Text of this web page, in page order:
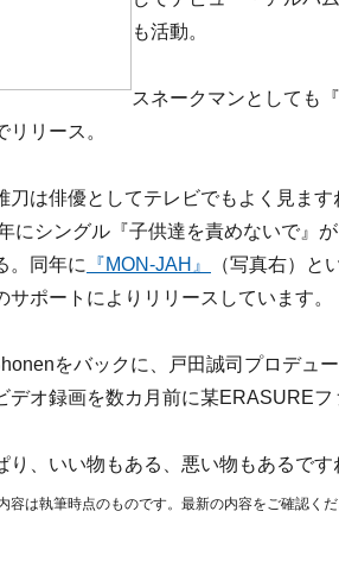
も活動。
スネークマンとしても
リリース。
刀は俳優としてテレビでもよく見ます
にシングル『子供達を責めないで』
。同年に
『MON-JAH』
（写真右）と
サポートによりリリースしています。
をバックに、戸田誠司プロデュ
デオ録画を数カ月前に某ERASURE
り、いい物もある、悪い物もあるです
容は執筆時点のものです。最新の内容をご確認くだ